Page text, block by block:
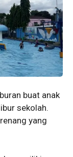
buat anak
sekolah.
yang